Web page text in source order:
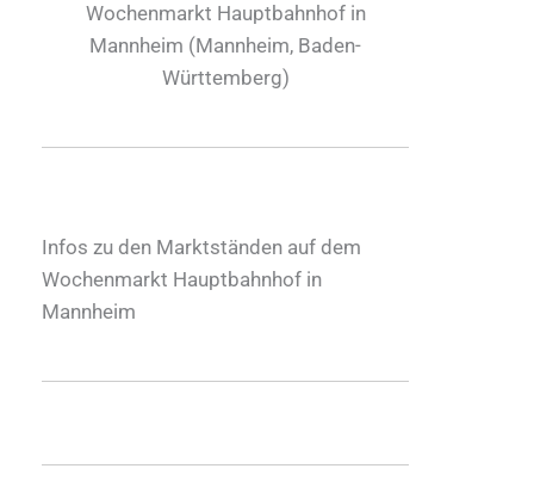
Wochenmarkt Hauptbahnhof in
Mannheim (Mannheim, Baden-
Württemberg)
Infos zu den Marktständen auf dem
Wochenmarkt Hauptbahnhof in
Mannheim